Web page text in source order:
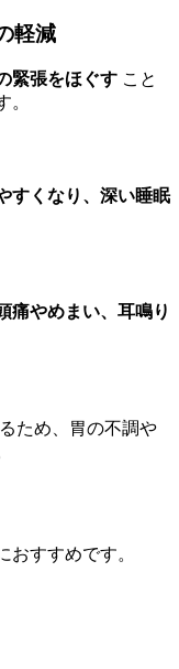
軽減
緊張をほぐす こと
。
すくなり、深い睡眠
痛やめまい、耳鳴り
ため、胃の不調や
おすすめです。